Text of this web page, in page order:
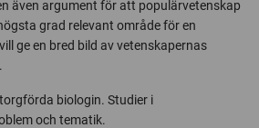
även argument för att populärvetenskap
grad relevant område för en
ge en bred bild av vetenskapernas
biologin. Studier i
och tematik.